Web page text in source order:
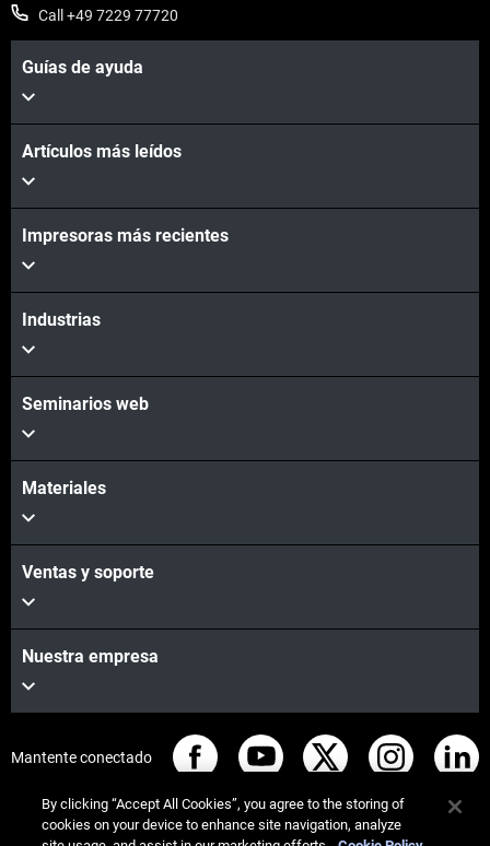
Vea más
Call +49 7229 77720
Guías de ayuda
Artículos más leídos
Impresoras más recientes
Industrias
Seminarios web
Materiales
Ventas y soporte
Nuestra empresa
Mantente conectado
By clicking “Accept All Cookies”, you agree to the storing of
cookies on your device to enhance site navigation, analyze